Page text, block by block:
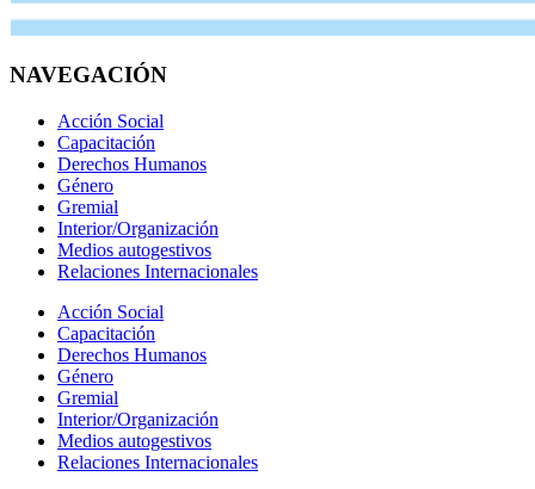
NAVEGACIÓN
Acción Social
Capacitación
Derechos Humanos
Género
Gremial
Interior/Organización
Medios autogestivos
Relaciones Internacionales
Acción Social
Capacitación
Derechos Humanos
Género
Gremial
Interior/Organización
Medios autogestivos
Relaciones Internacionales